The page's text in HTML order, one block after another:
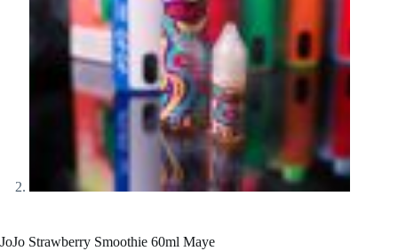
JoJo Strawberry Smoothie 60ml Maye